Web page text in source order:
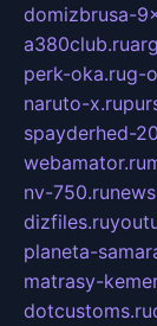
domizbrusa-
a380club.ru
perk-oka.rug-
naruto-x.ru
spayderhed-
webamator.ru
nv-750.ru
dizfiles.ru
planeta-
matrasy-
dotcustoms.ru